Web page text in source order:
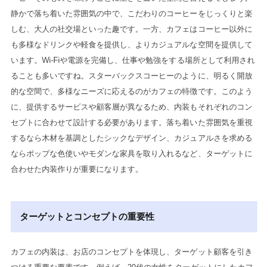
静かで落ち着いた雰囲気の中で、こだわりのコーヒーをじっくりと楽
しむ、大人の社交場といった趣です。一方、カフェはコーヒー以外に
も多様なドリンクや軽食を提供し、よりカジュアルな空間を提供して
います。Wi-Fiや電源を完備し、仕事や勉強をする場所として利用され
ることも多いですね。スターバックスコーヒーのように、明るく開放
的な空間で、多様なニーズに応えるのがカフェの特徴です。このよう
に、提供するサービスや顧客層が異なるため、内装もそれぞれのコン
セプトに合わせて設計する必要があります。落ち着いた雰囲気を重視
するなら木材を基調としたシックなデザイン、カジュアルさを求める
ならポップな色使いやモダンな家具を取り入れるなど、ターゲットに
合わせた内装作りが重要になります。
ターゲットとコンセプトの重要性
カフェの内装は、お店のコンセプトを体現し、ターゲット顧客を引き